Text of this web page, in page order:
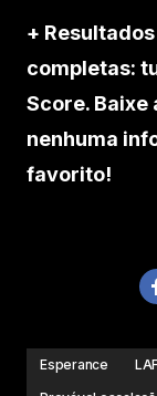
+
completas:
Score. Baixe
nenhuma
favorito!
Esperance